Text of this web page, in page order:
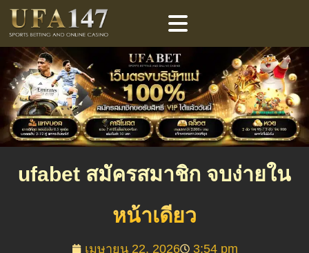
ufabet สมัครสมาชิก จบง่ายใน
หน้าเดียว
เมษายน 22, 2026
3:54 pm